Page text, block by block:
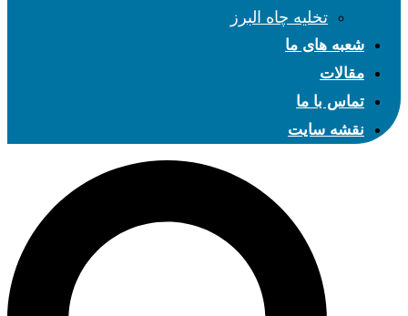
تخلیه چاه البرز
شعبه های ما
مقالات
تماس با ما
نقشه سایت